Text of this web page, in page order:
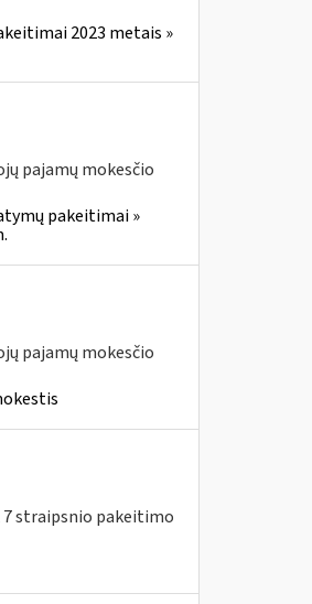
2023 metais »
pajamų mokesčio
pakeitimai »
pajamų mokesčio
straipsnio pakeitimo